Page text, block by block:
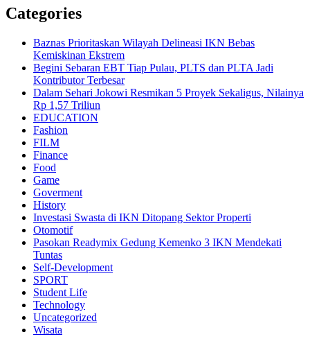
Categories
Baznas Prioritaskan Wilayah Delineasi IKN Bebas
Kemiskinan Ekstrem
Begini Sebaran EBT Tiap Pulau, PLTS dan PLTA Jadi
Kontributor Terbesar
Dalam Sehari Jokowi Resmikan 5 Proyek Sekaligus, Nilainya
Rp 1,57 Triliun
EDUCATION
Fashion
FILM
Finance
Food
Game
Goverment
History
Investasi Swasta di IKN Ditopang Sektor Properti
Otomotif
Pasokan Readymix Gedung Kemenko 3 IKN Mendekati
Tuntas
Self-Development
SPORT
Student Life
Technology
Uncategorized
Wisata